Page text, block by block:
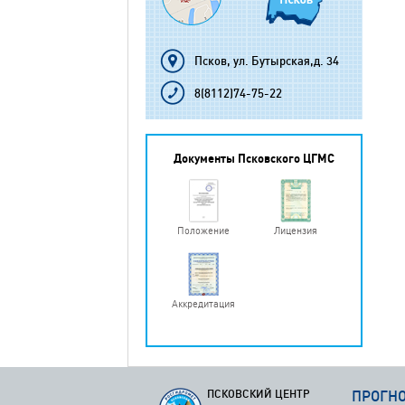
Псков, ул. Бутырская,д. 34
8(8112)74-75-22
Документы Псковского ЦГМС
Положение Лицензия
Аккредитация
ПСКОВСКИЙ ЦЕНТР